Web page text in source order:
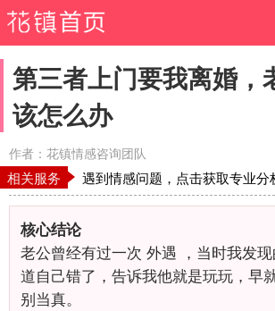
第三者上门要我离婚，
该怎么办
作者：花镇情感咨询团队
相关服务 遇到情感问题，点击获取专业分
核心结论
老公曾经有过一次 外遇 ，当时我发
道自己错了，告诉我他就是玩玩，早
别当真。